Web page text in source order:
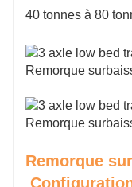
40 tonnes à 80
Remorque
Remorque
Remorque